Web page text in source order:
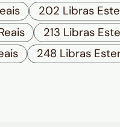
202 Libras
213 Libras
248 Libras